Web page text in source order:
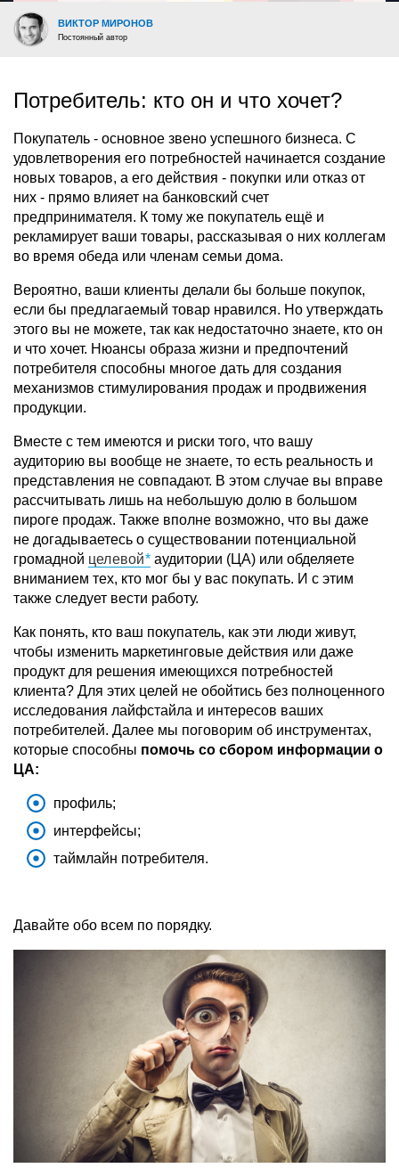
ВИКТОР МИРОНОВ
Постоянный автор
Потребитель: кто он и что хочет?
Покупатель - основное звено успешного бизнеса. С
удовлетворения его потребностей начинается создание
новых товаров, а его действия - покупки или отказ от
них - прямо влияет на банковский счет
предпринимателя. К тому же покупатель ещё и
рекламирует ваши товары, рассказывая о них коллегам
во время обеда или членам семьи дома.
Вероятно, ваши клиенты делали бы больше покупок,
если бы предлагаемый товар нравился. Но утверждать
этого вы не можете, так как недостаточно знаете, кто он
и что хочет. Нюансы образа жизни и предпочтений
потребителя способны многое дать для создания
механизмов стимулирования продаж и продвижения
продукции.
Вместе с тем имеются и риски того, что вашу
аудиторию вы вообще не знаете, то есть реальность и
представления не совпадают. В этом случае вы вправе
рассчитывать лишь на небольшую долю в большом
пироге продаж. Также вполне возможно, что вы даже
не догадываетесь о существовании потенциальной
громадной целевой аудитории (ЦА) или обделяете
вниманием тех, кто мог бы у вас покупать. И с этим
также следует вести работу.
Как понять, кто ваш покупатель, как эти люди живут,
чтобы изменить маркетинговые действия или даже
продукт для решения имеющихся потребностей
клиента? Для этих целей не обойтись без полноценного
исследования лайфстайла и интересов ваших
потребителей. Далее мы поговорим об инструментах,
которые способны помочь со сбором информации о
ЦА:
профиль;
интерфейсы;
таймлайн потребителя.
Давайте обо всем по порядку.